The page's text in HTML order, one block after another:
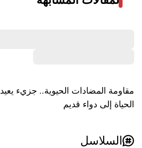
مقاومة المضادات الحيوية.. جزيء يعيد
الحياة إلى دواء قديم
السلاسل